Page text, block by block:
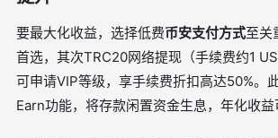
要最大化收益，选择低费币安支付方式至关
首选，其次TRC20网络提现（手续费约1
可申请VIP等级，享手续费折扣高达50%。
Earn功能，将存款闲置资金生息，年化收益